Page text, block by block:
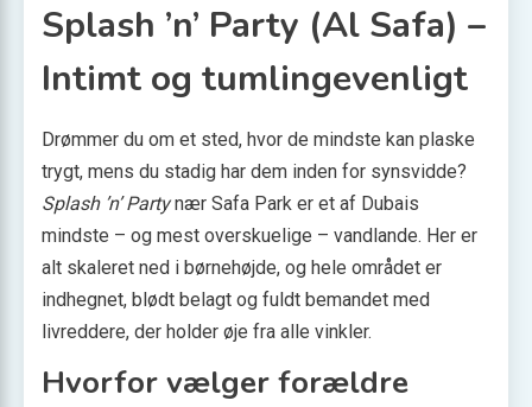
Splash ’n’ Party (Al Safa) –
Intimt og tumlingevenligt
Drømmer du om et sted, hvor de mindste kan plaske
trygt, mens du stadig har dem inden for synsvidde?
Splash ’n’ Partynær Safa Park er et af Dubais
mindste – og mest overskuelige – vandlande. Her er
alt skaleret ned i børnehøjde, og hele området er
indhegnet, blødt belagt og fuldt bemandet med
livreddere, der holder øje fra alle vinkler.
Hvorfor vælger forældre